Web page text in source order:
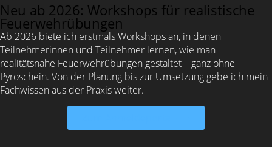
Neu ab 2026: Workshops für realistische
Feuerwehrübungen
Ab 2026 biete ich erstmals Workshops an, in denen
Teilnehmerinnen und Teilnehmer lernen, wie man
realitätsnahe Feuerwehrübungen gestaltet – ganz ohne
Pyroschein. Von der Planung bis zur Umsetzung gebe ich mein
Fachwissen aus der Praxis weiter.